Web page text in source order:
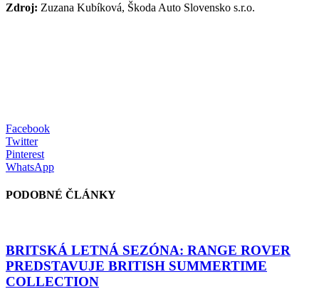
Zdroj: Zuzana Kubíková, Škoda Auto Slovensko s.r.o.
Facebook
Twitter
Pinterest
WhatsApp
PODOBNÉ ČLÁNKY
BRITSKÁ LETNÁ SEZÓNA: RANGE ROVER
PREDSTAVUJE BRITISH SUMMERTIME
COLLECTION